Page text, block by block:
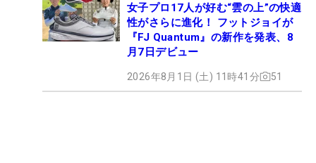
女子プロ17人が好む“雲の上”の快適
性がさらに進化！ フットジョイが
『FJ Quantum』の新作を発表、8
月7日デビュー
2026年8月1日 (土) 11時41分 51